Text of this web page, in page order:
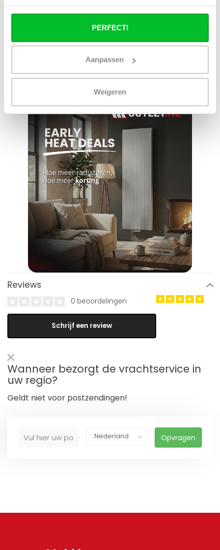
PERFECT!
Aanpassen
Weigeren
Ruim assortiment
Levering uit eigen
14 dagen bedenktijd
Niet goed = Geld terug
Zelf ophalen in de
Wij zijn 6 dagen per
Snelle levering in
Geen onverwachte
Reviews
0 beoordelingen
Schrijf een review
Wanneer bezorgt de vrachtservice in
uw regio?
Geldt niet voor postzendingen!
Opvragen